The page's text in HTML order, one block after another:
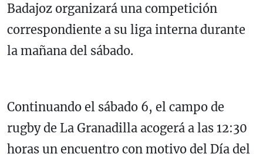
Badajoz organizará una competición
correspondiente a su liga interna durante
la mañana del sábado.
Continuando el sábado 6, el campo de
rugby de La Granadilla acogerá a las 12:30
horas un encuentro con motivo del Día del